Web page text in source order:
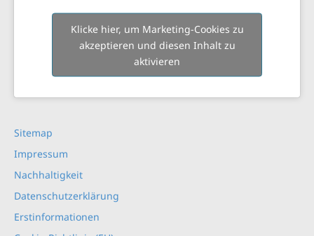
Klicke hier, um Marketing-Cookies zu
akzeptieren und diesen Inhalt zu
aktivieren
Sitemap
Impressum
Nachhaltigkeit
Datenschutzerklärung
Erstinformationen